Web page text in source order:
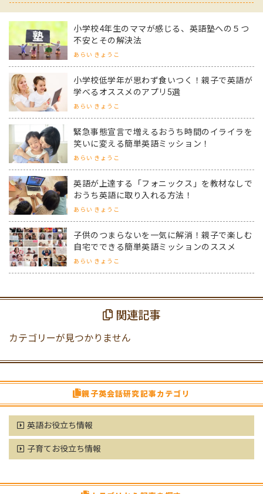
小学校4年生のママが感じる、英語塾への５つ
不安とその解決法
あらい きょうこ
小学校低学年が思わず食いつく！親子で英語が
学べるオススメのアプリ5選
あらい きょうこ
緊急事態宣言で増えるおうち時間のイライラを
笑いに変える簡単英語ミッション！
あらい きょうこ
英語が上達する「フォニックス」を教材なしで
おうち英語に取り入れる方法！
あらい きょうこ
子供のつまらないを一気に解消！親子で楽しむ
自宅でできる簡単英語ミッションのススメ
あらい きょうこ
関連記事
カテゴリーが見つかりません
親子英会話研究記事カテゴリ
英語お役立ち情報
子育てお役立ち情報